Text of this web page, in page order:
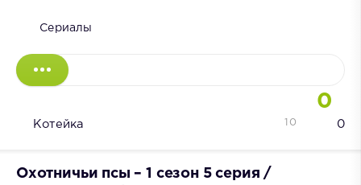
Сериалы
0
Котейка 0
10
Охотничьи псы – 1 сезон 5 серия /